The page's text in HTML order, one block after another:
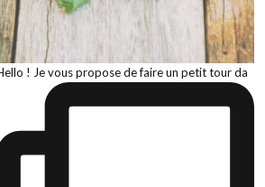
! Je vous propose de faire un petit tour da